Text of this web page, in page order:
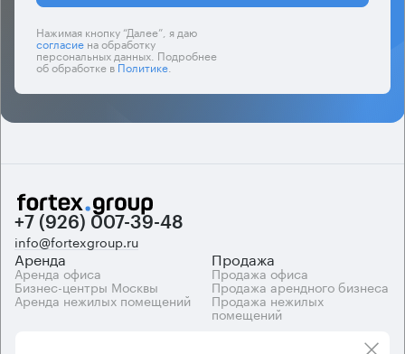
Нажимая кнопку “Далее”, я даю
согласиена обработку
персональных данных. Подробнее
об обработке вПолитике.
+7 (926) 007-39-48
info@fortexgroup.ru
Аренда
Аренда офиса
Бизнес-центры Москвы
Аренда нежилых помещений
Продажа
Продажа офиса
Продажа арендного бизнеса
Продажа нежилых
помещений